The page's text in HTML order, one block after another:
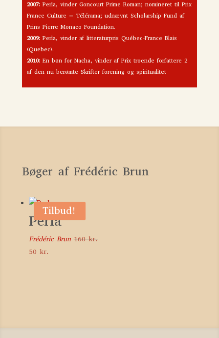
2007:Perla, vinder Goncourt Prime Roman; nomineret til Prix
France Culture – Télérama; udnævnt Scholarship Fund af
Prins Pierre Monaco Foundation.
2009:Perla, vinder af litteraturpris Québec-France Blais
(Quebec).
2010:En bøn for Nacha, vinder af Prix troende forfattere 2
af den nu berømte Skrifter forening og spiritualitet
Bøger af Frédéric Brun
Tilbud!
Perla
Frédéric Brun 160kr.
Den
50 kr.